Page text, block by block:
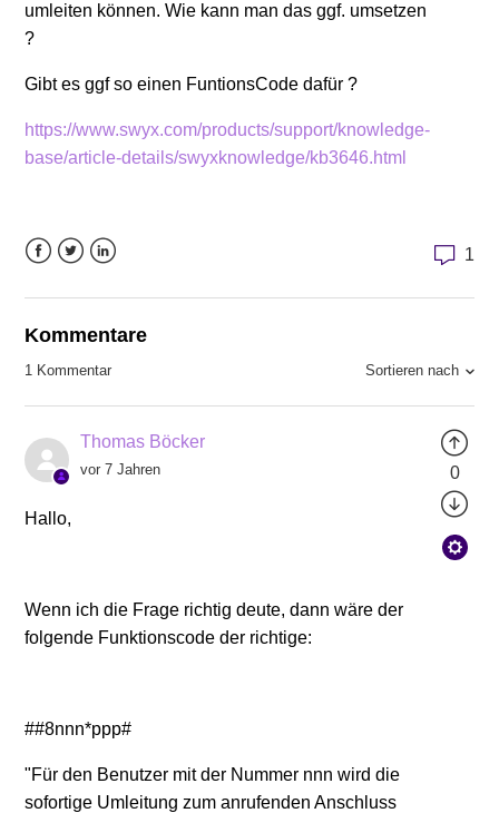
umleiten können. Wie kann man das ggf. umsetzen
?
Gibt es ggf so einen FuntionsCode dafür ?
https://www.swyx.com/products/support/knowledge-
base/article-details/swyxknowledge/kb3646.html
1
Kommentare
1 Kommentar Sortieren nach
Thomas Böcker
vor 7 Jahren
Hallo,
Wenn ich die Frage richtig deute, dann wäre der
folgende Funktionscode der richtige:
##8nnn*ppp#
"Für den Benutzer mit der Nummer nnn wird die
sofortige Umleitung zum anrufenden Anschluss
0